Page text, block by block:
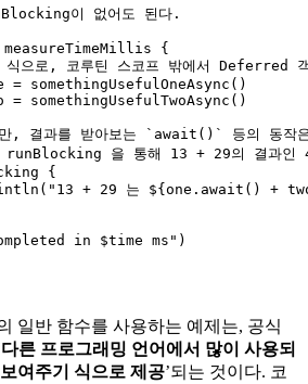
이 없어도 된다.
measureTimeMillis {
으로, 코루틴 스코프 밖에서 Deferred
= somethingUsefulOneAsync ()
= somethingUsefulTwoAsync ()
, 결과를 받아보는 `await()` 등의 동작은
을 통해 13 + 29의 결과인
{
( "13 + 29 는 ${one. await () +
in $time ms" )
일반 함수를 사용하는 예제는, 공식
다른 프로그래밍 언어에서 많이 사용되
여주기 식으로 제공’되는 것이다. 코